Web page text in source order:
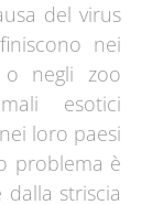
del virus
nei
negli zoo
esotici
loro paesi
problema è
striscia